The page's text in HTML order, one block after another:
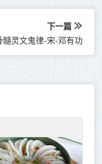
下一篇
灵文鬼律-宋-邓有功